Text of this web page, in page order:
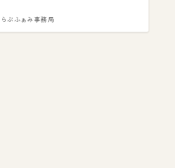
らぶふぁみ事務局